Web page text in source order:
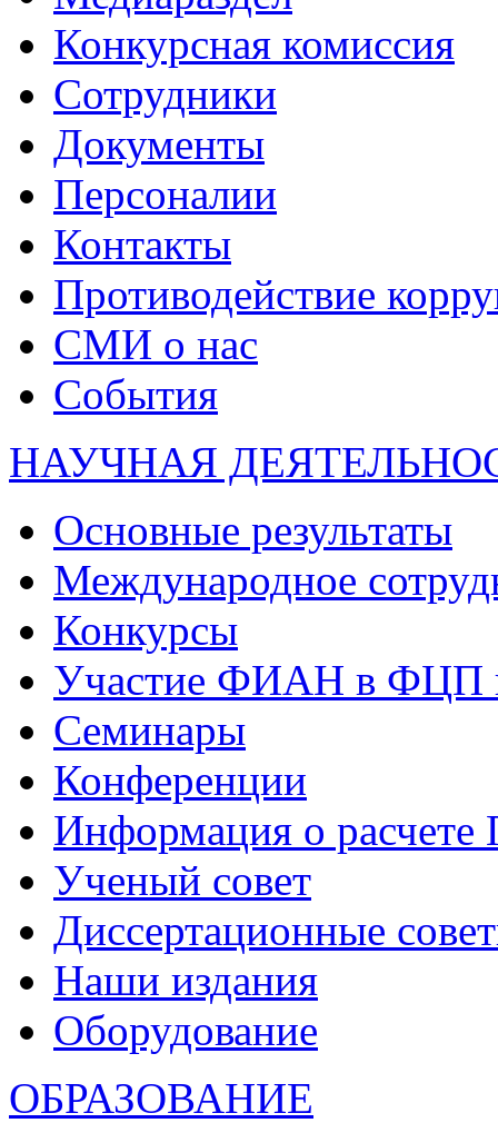
Конкурсная комиссия
Сотрудники
Документы
Персоналии
Контакты
Противодействие
СМИ о нас
События
НАУЧНАЯ
Основные результаты
Международное
Конкурсы
Участие ФИАН в ФЦП
Семинары
Конференции
Информация о
Ученый совет
Диссертационные
Наши издания
Оборудование
ОБРАЗОВАНИЕ